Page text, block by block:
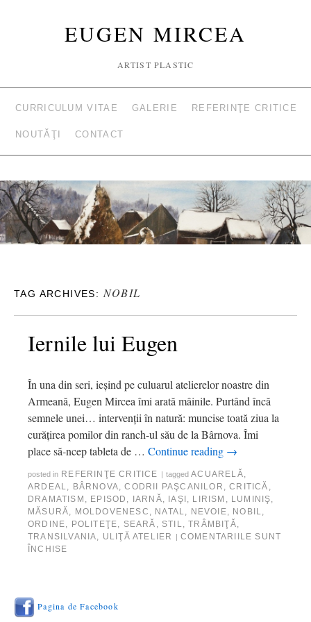
EUGEN MIRCEA
ARTIST PLASTIC
CURRICULUM VITAE GALERIE REFERINŢE CRITICE
NOUTĂŢI CONTACT
TAG ARCHIVES: NOBIL
Iernile lui Eugen
În una din seri, ieşind pe culuarul atelierelor noastre din
Armeană, Eugen Mircea îmi arată mâinile. Purtând încă
semnele unei… intervenţii în natură: muncise toată ziua la
curăţirea pomilor din ranch-ul său de la Bârnova. Îmi
place să-ncep tableta de … Continue reading →
posted in REFERINŢE CRITICE tagged ACUARELĂ,
ARDEAL, BÂRNOVA,CODRII PAŞCANILOR ,CRITICĂ ,
DRAMATISM , EPISOD , IARNĂ, IAŞI , LIRISM , LUMINIŞ,
MĂSURĂ, MOLDOVENESC , NATAL, NEVOIE, NOBIL,
ORDINE, POLITEŢE, SEARĂ , STIL,TRÂMBIŢĂ,
TRANSILVANIA, ULIŢĂ ATELIER
COMENTARIILE SUNT
ÎNCHISE
Pagina de Facebook